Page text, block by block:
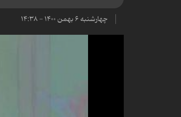
چهارشنبه ۶ بهمن ۱۴۰۰ - ۱۴:۳۸